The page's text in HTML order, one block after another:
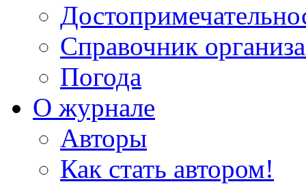
Справочник
Погода
О журнале
Авторы
Как стать автором!